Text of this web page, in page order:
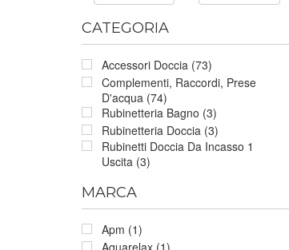
CATEGORIA
Accessori Doccia (73)
Complementi, Raccordi, Prese
D'acqua (74)
Rubinetteria Bagno (3)
Rubinetteria Doccia (3)
Rubinetti Doccia Da Incasso 1
Uscita (3)
MARCA
Apm (1)
Aquarelax (1)